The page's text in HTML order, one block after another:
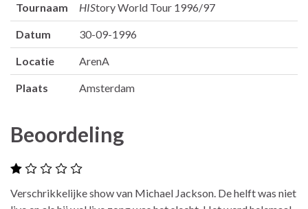
Tournaam HIStory World Tour 1996/97
Datum 30-09-1996
Locatie ArenA
Plaats Amsterdam
Beoordeling
Verschrikkelijke show van Michael Jackson. De helft was niet